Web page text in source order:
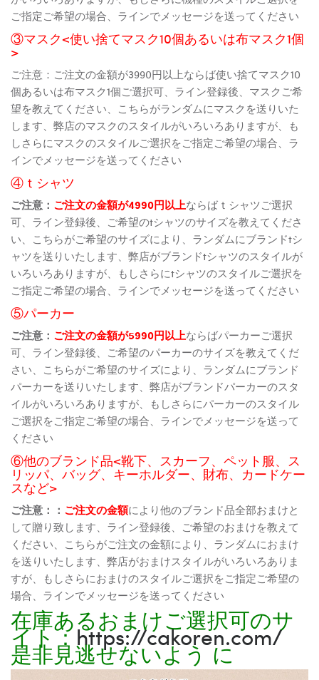
ご指定ご希望の場合、ラインでメッセージを送ってください
③マスク<使い捨てマスク10個あるいは布マスク1個
>
ご注意：ご注文の金額が3990円以上ならば使い捨てマスク10
個あるいは布マスク1個ご選択可、ライン登録後、マスクご希
望を教えてください、こちらがランダムにマスクを送りいた
します、弊店のマスクのスタイルがいろいろありますが、も
しさらにマスクのスタイルご選択をご指定ご希望の場合、ラ
インでメッセージを送ってください
④ｔシャツ
ご注意： ご注文の金額が4990円以上ならばｔシャツご選択
可、ライン登録後、ご希望のtシャツのサイズを教えてくださ
い、こちらがご希望のサイズにより、ランダムにブランドtシ
ャツを送りいたします、弊店がブランドtシャツのスタイルが
いろいろありますが、もしさらにtシャツのスタイルご選択を
ご指定ご希望の場合、ラインでメッセージを送ってください
⑤パーカー
ご注意： ご注文の金額が5990円以上ならばパーカーご選択
可、ライン登録後、ご希望のパーカーのサイズを教えてくだ
さい、こちらがご希望のサイズにより、ランダムにブランド
パーカーを送りいたします、弊店がブランドパーカーのスタ
イルがいろいろありますが、もしさらにパーカーのスタイル
ご選択をご指定ご希望の場合、ラインでメッセージを送って
ください
⑥他のブランド品<靴下、スカーフ、ペット服、ス
リッパ、バッグ、キーホルダー、財布、カードケー
スなど>
ご注意：： ご注文の金額により他のブランド品全部おまけと
して贈り致します、ライン登録後、ご希望のおまけを教えて
ください、こちらがご注文の金額により、ランダムにおまけ
を送りいたします、弊店がおまけスタイルがいろいろありま
すが、もしさらにおまけのスタイルご選択をご指定ご希望の
場合、ラインでメッセージを送ってください
在庫あるおまけご選択可のサ
イト：https://cakoren.com/
是非見逃せないよう に